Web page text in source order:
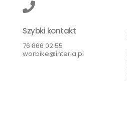
Szybki kontakt
76 866 02 55
worbike@interia.pl